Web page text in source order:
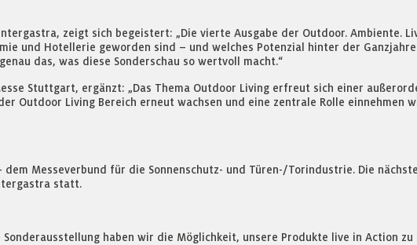
zeigt sich begeistert: „Die vierte Ausgabe der Outdoor. Ambiente.
und Hotellerie geworden sind – und welches Potenzial hinter der
das, was diese Sonderschau so wertvoll macht.“
Stuttgart, ergänzt: „Das Thema Outdoor Living erfreut sich einer
Outdoor Living Bereich erneut wachsen und eine zentrale Rolle einnehmen
Messeverbund für die Sonnenschutz- und Türen-/Torindustrie. Die
statt.
Sonderausstellung haben wir die Möglichkeit, unsere Produkte live in Action